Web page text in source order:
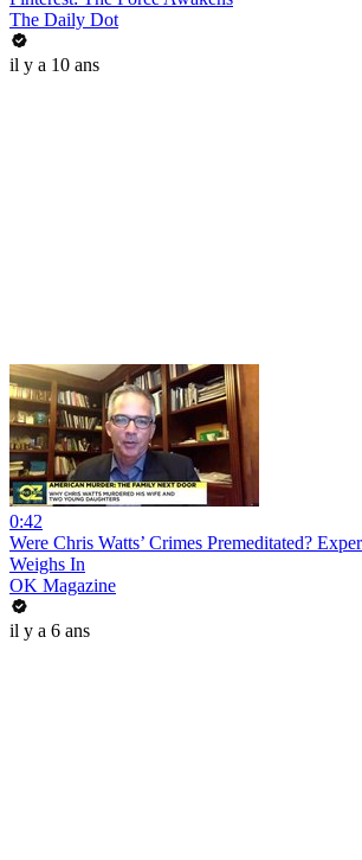
The Daily Dot
il y a 10 ans
0:42
Were Chris Watts’ Crimes Premeditated?
Weighs In
OK Magazine
il y a 6 ans